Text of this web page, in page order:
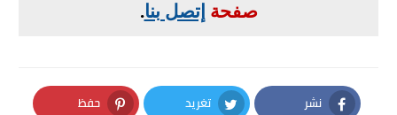
صفحة إتصل بنا.
نشر تغريد حفظ